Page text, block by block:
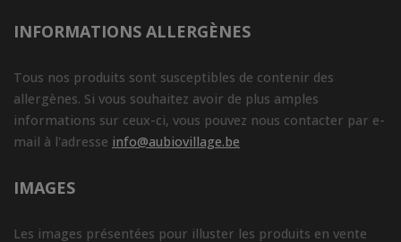
INFORMATIONS ALLERGÈNES
Tous nos produits sont susceptibles de contenir des
allergènes. Si vous souhaitez avoir de plus amples
informations sur ceux-ci, vous pouvez nous contacter par e-
mail à l'adresse info@aubiovillage.be
IMAGES
Les images présentées pour illuster les produits en vente